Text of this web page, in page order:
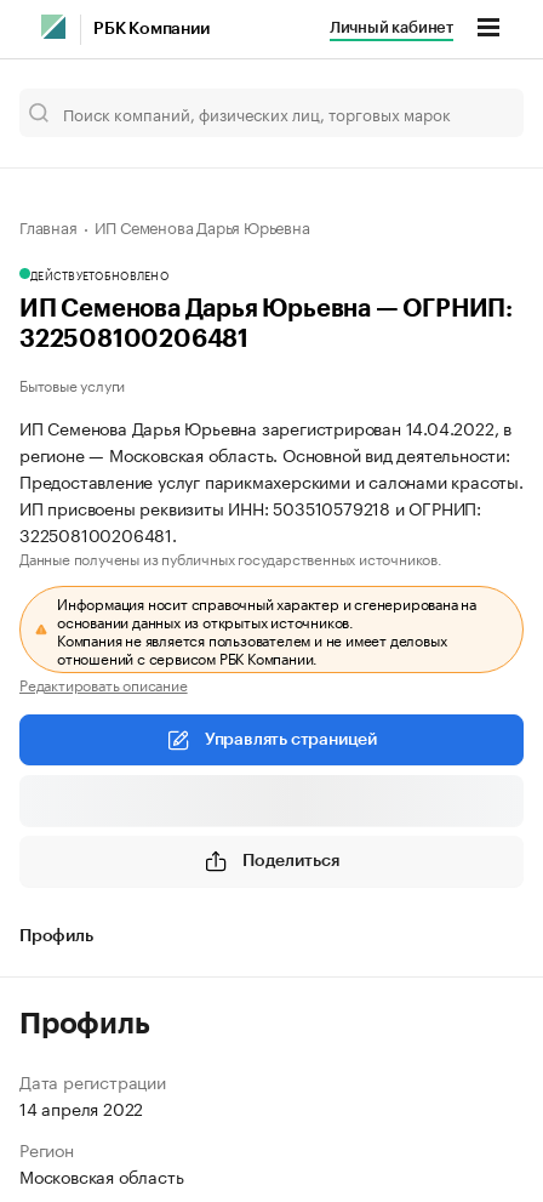
РБК Компании Личный кабинет
Главная ИП Семенова Дарья Юрьевна
ДЕЙСТВУЕТОБНОВЛЕНО
ИП Семенова Дарья Юрьевна — ОГРНИП:
322508100206481
Бытовые услуги
ИП Семенова Дарья Юрьевна зарегистрирован 14.04.2022, в
регионе — Московская область. Основной вид деятельности:
Предоставление услуг парикмахерскими и салонами красоты.
ИП присвоены реквизиты ИНН: 503510579218 и ОГРНИП:
322508100206481.
Данные получены из публичных государственных источников.
Информация носит справочный характер и сгенерирована на
основании данных из открытых источников.
Компания не является пользователем и не имеет деловых
отношений с сервисом РБК Компании.
Редактировать описание
Управлять страницей
Поделиться
Профиль
Профиль
Дата регистрации
14 апреля 2022
Регион
Московская область